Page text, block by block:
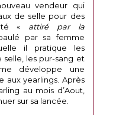
vendeur qui
de selle pour des
« attiré par la
par sa femme
il pratique les
les pur-sang et
développe une
aux yearlings. Après
au mois d’Aout,
sur sa lancée.